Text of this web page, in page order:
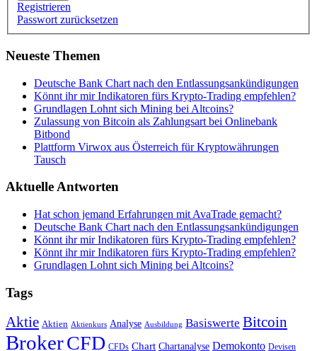
Registrieren
Passwort zurücksetzen
Neueste Themen
Deutsche Bank Chart nach den Entlassungsankündigungen
Könnt ihr mir Indikatoren fürs Krypto-Trading empfehlen?
Grundlagen Lohnt sich Mining bei Altcoins?
Zulassung von Bitcoin als Zahlungsart bei Onlinebank
Bitbond
Plattform Virwox aus Österreich für Kryptowährungen
Tausch
Aktuelle Antworten
Hat schon jemand Erfahrungen mit AvaTrade gemacht?
Deutsche Bank Chart nach den Entlassungsankündigungen
Könnt ihr mir Indikatoren fürs Krypto-Trading empfehlen?
Könnt ihr mir Indikatoren fürs Krypto-Trading empfehlen?
Grundlagen Lohnt sich Mining bei Altcoins?
Tags
Aktie Aktien Aktienkurs Analyse Ausbildung Basiswerte Bitcoin
BrokerCFD CFDs Chart Chartanalyse Demokonto Devisen